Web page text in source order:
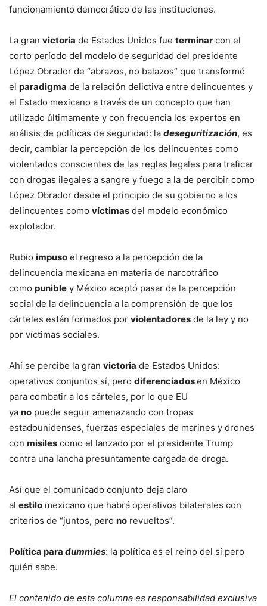
funcionamiento democrático de las instituciones.
La gran victoria de Estados Unidos fue terminar con el
corto período del modelo de seguridad del presidente
López Obrador de “abrazos, no balazos” que transformó
el paradigma de la relación delictiva entre delincuentes y
el Estado mexicano a través de un concepto que han
utilizado últimamente y con frecuencia los expertos en
análisis de políticas de seguridad: la deseguritización, es
decir, cambiar la percepción de los delincuentes como
violentados conscientes de las reglas legales para traficar
con drogas ilegales a sangre y fuego a la de percibir como
López Obrador desde el principio de su gobierno a los
delincuentes como víctimas del modelo económico
explotador.
Rubio impuso el regreso a la percepción de la
delincuencia mexicana en materia de narcotráfico
como punible y México aceptó pasar de la percepción
social de la delincuencia a la comprensión de que los
cárteles están formados por violentadores de la ley y no
por víctimas sociales.
Ahí se percibe la gran victoria de Estados Unidos:
operativos conjuntos sí, pero diferenciadosen México
para combatir a los cárteles, por lo que EU
ya no puede seguir amenazando con tropas
estadounidenses, fuerzas especiales de marines y drones
con misiles como el lanzado por el presidente Trump
contra una lancha presuntamente cargada de droga.
Así que el comunicado conjunto deja claro
al estilo mexicano que habrá operativos bilaterales con
criterios de “juntos, pero no revueltos”.
Política para dummies: la política es el reino del sí pero
quién sabe.
El contenido de esta columna es responsabilidad exclusiva